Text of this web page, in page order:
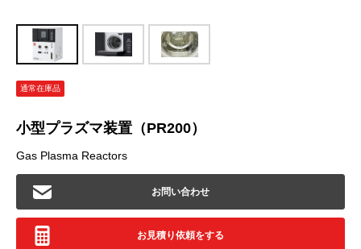
通常在庫品
小型プラズマ装置（PR200）
Gas Plasma Reactors
お問い合わせ
お見積り依頼をする